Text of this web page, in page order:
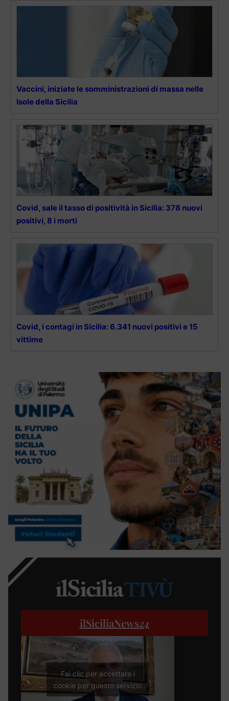
Vaccini, iniziate le somministrazioni di massa nelle
Isole della Sicilia
Covid, sale il tasso di positività in Sicilia: 378 nuovi
positivi, 8 i morti
Covid, i contagi in Sicilia: 6.341 nuovi positivi e 15
vittime
ilSiciliaNews24
Fai clic per accettare i
cookie per questo servizio